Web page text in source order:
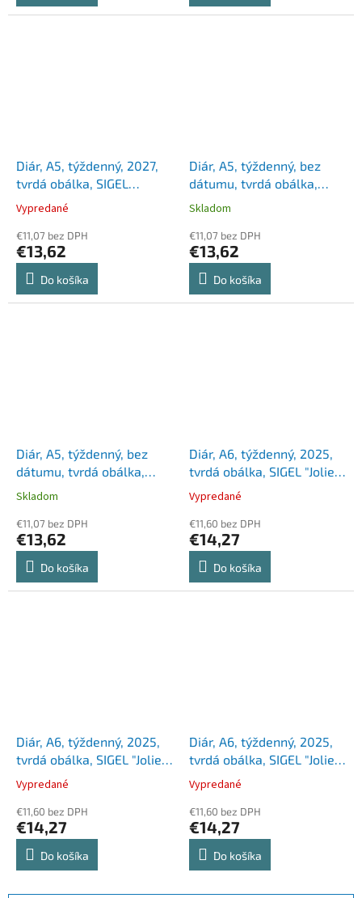
Diár, A5, týždenný, 2027,
tvrdá obálka, SIGEL
"Linescape", sivý-žltý
Vypredané
€11,07 bez DPH
€13,62
Do košíka
Diár, A5, týždenný, bez
dátumu, tvrdá obálka,
SIGEL "Jolie", Flower Love
Skladom
€11,07 bez DPH
€13,62
Do košíka
Diár, A5, týždenný, bez
dátumu, tvrdá obálka,
SIGEL "Jolie", Mint
Skladom
€11,07 bez DPH
€13,62
Do košíka
Diár, A6, týždenný, 2025,
tvrdá obálka, SIGEL "Jolie",
Grey love
Vypredané
€11,60 bez DPH
€14,27
Do košíka
Diár, A6, týždenný, 2025,
tvrdá obálka, SIGEL "Jolie",
Cosmic Fantasy Blue
Vypredané
€11,60 bez DPH
€14,27
Do košíka
Diár, A6, týždenný, 2025,
tvrdá obálka, SIGEL "Jolie",
Violet Jungle Fever
Vypredané
€11,60 bez DPH
€14,27
Do košíka